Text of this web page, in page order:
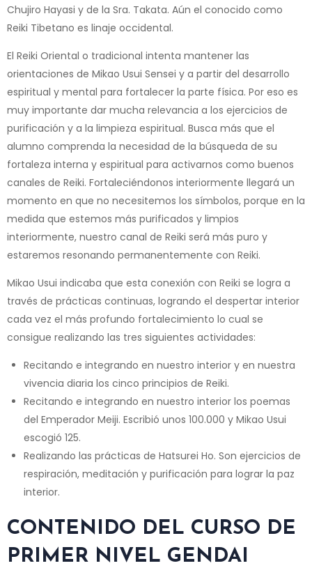
Chujiro Hayasi y de la Sra. Takata. Aún el conocido como
Reiki Tibetano es linaje occidental.
El Reiki Oriental o tradicional intenta mantener las
orientaciones de Mikao Usui Sensei y a partir del desarrollo
espiritual y mental para fortalecer la parte física. Por eso es
muy importante dar mucha relevancia a los ejercicios de
purificación y a la limpieza espiritual. Busca más que el
alumno comprenda la necesidad de la búsqueda de su
fortaleza interna y espiritual para activarnos como buenos
canales de Reiki. Fortaleciéndonos interiormente llegará un
momento en que no necesitemos los símbolos, porque en la
medida que estemos más purificados y limpios
interiormente, nuestro canal de Reiki será más puro y
estaremos resonando permanentemente con Reiki.
Mikao Usui indicaba que esta conexión con Reiki se logra a
través de prácticas continuas, logrando el despertar interior
cada vez el más profundo fortalecimiento lo cual se
consigue realizando las tres siguientes actividades:
Recitando e integrando en nuestro interior y en nuestra
vivencia diaria los cinco principios de Reiki.
Recitando e integrando en nuestro interior los poemas
del Emperador Meiji. Escribió unos 100.000 y Mikao Usui
escogió 125.
Realizando las prácticas de Hatsurei Ho. Son ejercicios de
respiración, meditación y purificación para lograr la paz
interior.
CONTENIDO DEL CURSO DE
PRIMER NIVEL GENDAI